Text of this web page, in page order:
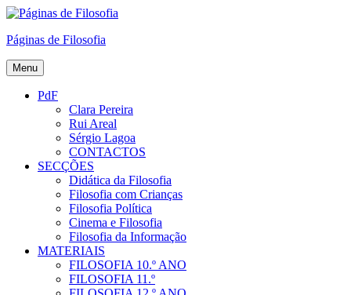
Skip
content
Páginas de Filosofia
Menu
PdF
Clara Pereira
Rui Areal
Sérgio Lagoa
CONTACTOS
SECÇÕES
Didática da Filosofia
Filosofia com Crianças
Filosofia Política
Cinema e Filosofia
Filosofia da Informação
MATERIAIS
FILOSOFIA 10.º ANO
FILOSOFIA 11.º